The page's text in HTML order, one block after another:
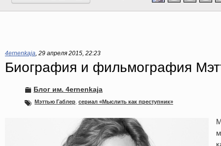
4ernenkaja, 29 апреля 2015, 22:23
Биография и фильмография
Блог им. 4ernenkaja
Мэттью Габлер сериал «Мыслить как преступник»